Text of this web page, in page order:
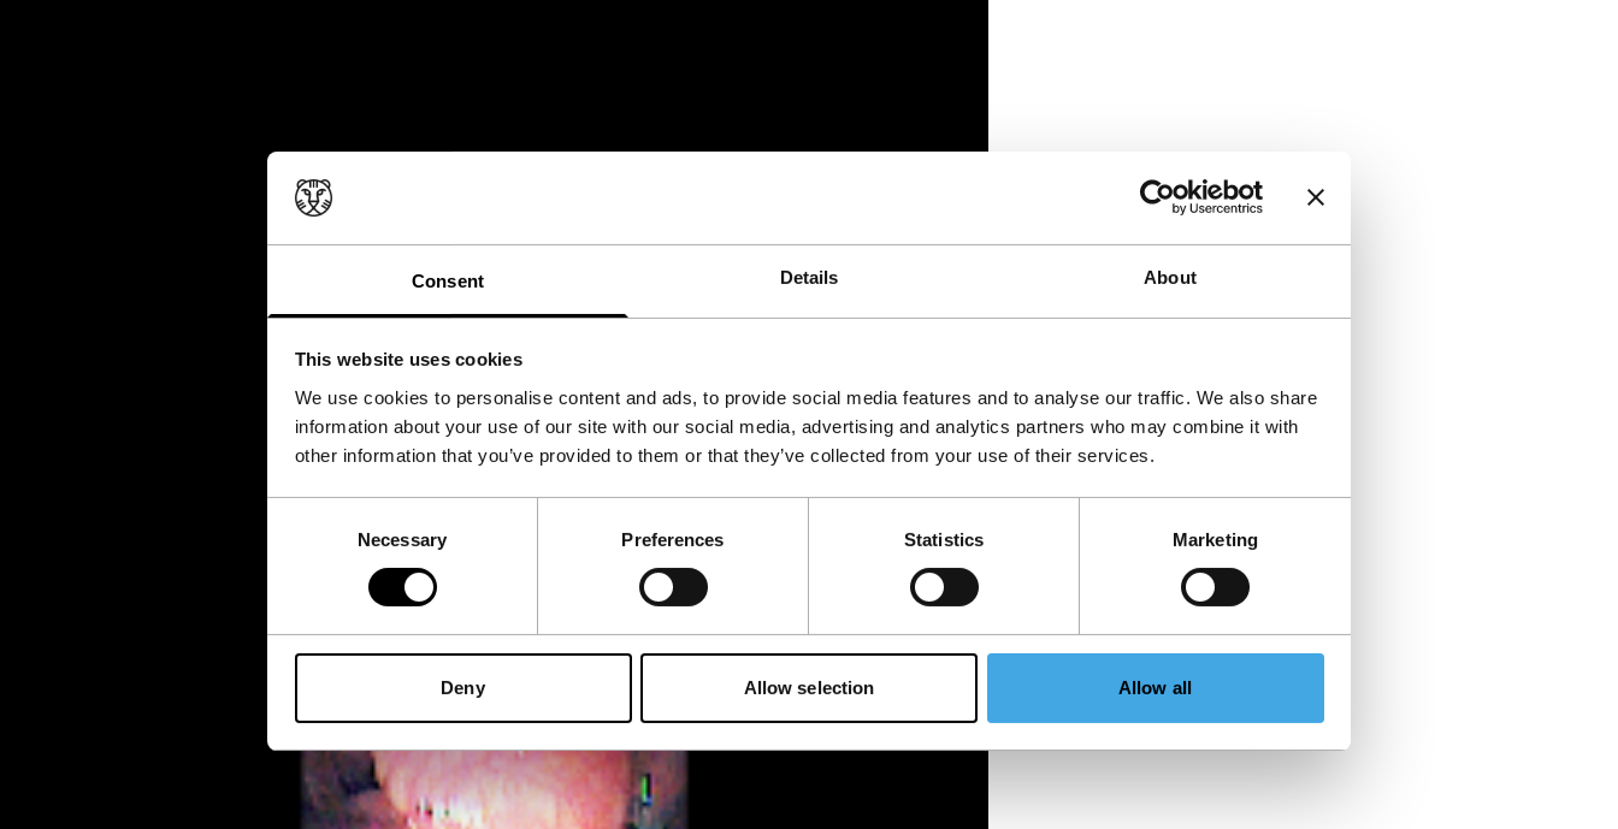
Consent Details About
This website uses cookies
We use cookies to personalise content and ads, to provide social media features and to analyse our traffic. We also share
information about your use of our site with our social media, advertising and analytics partners who may combine it with
other information that you’ve provided to them or that they’ve collected from your use of their services.
Necessary Preferences Statistics Marketing
Deny Allow selection Allow all